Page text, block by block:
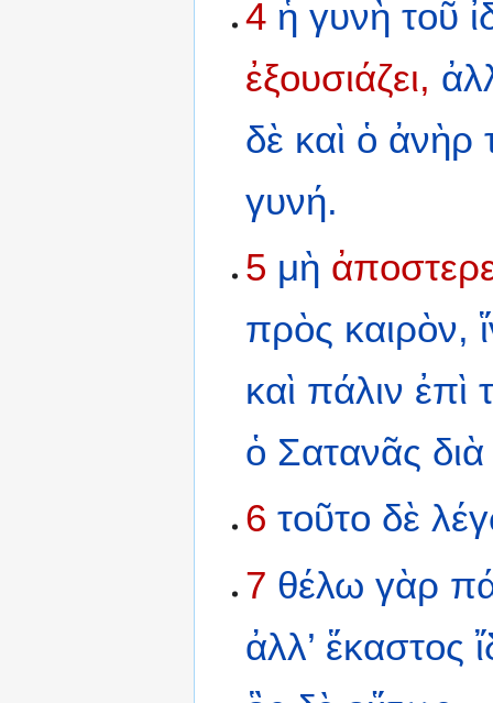
4 ἡ γυνὴ τοῦ
ἐξουσιάζει,
δὲ καὶ ὁ ἀνὴρ
γυνή.
5 μὴ
πρὸς καιρὸν,
καὶ πάλιν ἐπὶ
ὁ Σατανᾶς διὰ
6 τοῦτο δὲ
7 θέλω γὰρ
ἀλλ’ ἕκαστος